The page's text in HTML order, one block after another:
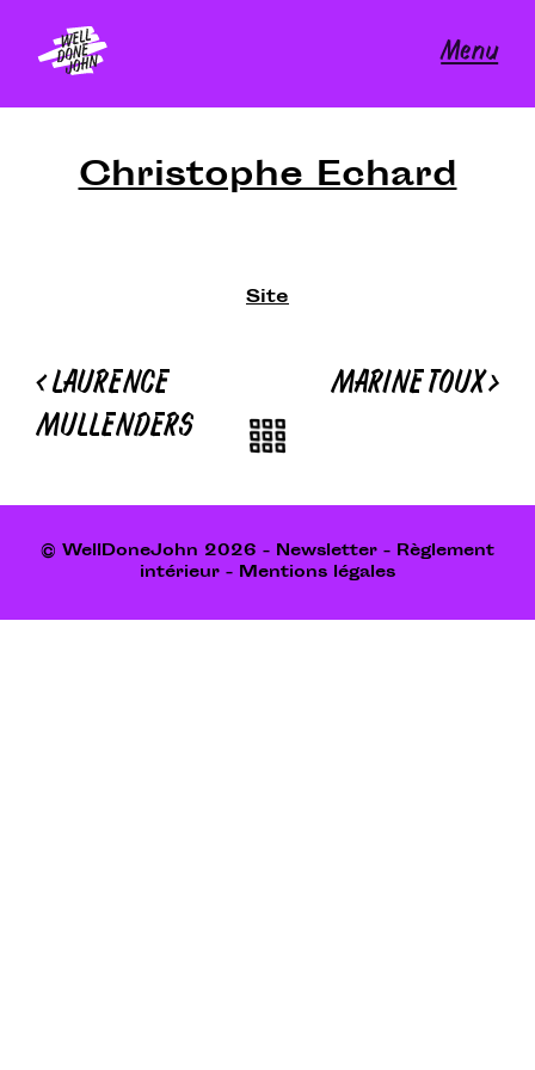
content
Menu
Christophe Echard
Site
Navigation
de
l’article
<LAURENCE
MULLENDERS
MARINE TOUX>
© WellDoneJohn 2026 - Newsletter - Règlement
intérieur - Mentions légales